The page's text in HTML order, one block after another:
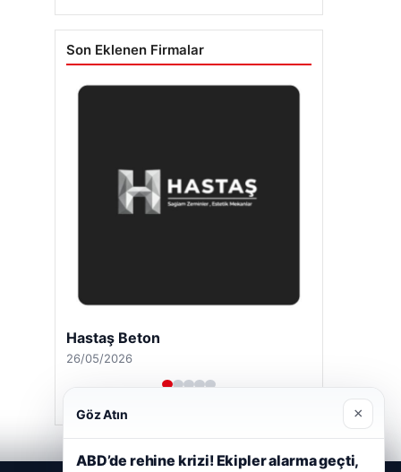
Son Eklenen Firmalar
Hastaş Beton
26/05/2026
Göz Atın ×
ABD’de rehine krizi! Ekipler alarma geçti,